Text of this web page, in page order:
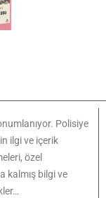
Polisiye
ilgi ve içerik
özel
kalmış bilgi ve